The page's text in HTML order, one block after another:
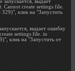
выдает
create settings file.
клик на "Запустить
выдает ошибку
settings file. in
клик на "Запустить от